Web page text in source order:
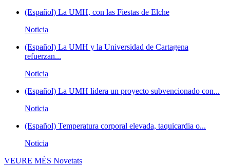
(Español) La UMH, con las Fiestas de Elche
Noticia
(Español) La UMH y la Universidad de Cartagena
refuerzan...
Noticia
(Español) La UMH lidera un proyecto subvencionado con...
Noticia
(Español) Temperatura corporal elevada, taquicardia o...
Noticia
VEURE MÉS Novetats